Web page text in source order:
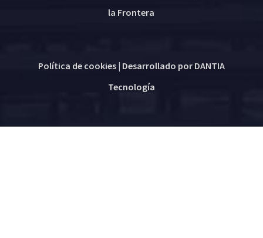
la Frontera
Política de cookies| Desarrollado por DANTIA
Tecnología